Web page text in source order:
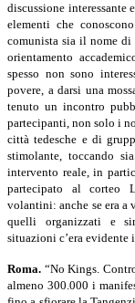
discussione interessante
elementi che
comunista sia il nome
orientamento
spesso non sono
povere, a darsi una
tenuto un incontro
partecipanti, non solo i
città tedesche e di
stimolante, toccando
intervento reale, in
partecipato al corteo
volantini: anche se era
quelli organizzati e
situazioni c’era evidente
Roma. “No Kings.
almeno 300.000 i